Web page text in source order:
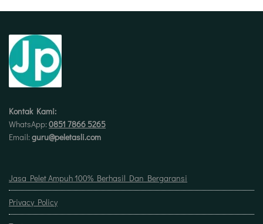
Kontak Kami:
WhatsApp: 0851 7866 5265
Email: guru@peletasli.com
Jasa Pelet Ampuh 100% Berhasil Dan Bergaransi
Privacy Policy